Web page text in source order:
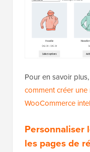
Pour en savoir
comment créer
WooCommerce
Personnaliser
les pages de